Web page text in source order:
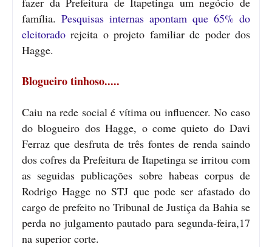
família. Pesquisas internas apontam que 65% do
eleitorado rejeita o projeto familiar de poder dos
Hagge.
Blogueiro tinhoso.....
Caiu na rede social é vítima ou influencer. No caso
do blogueiro dos Hagge, o come quieto do Davi
Ferraz que desfruta de três fontes de renda saindo
dos cofres da Prefeitura de Itapetinga se irritou com
as seguidas publicações sobre habeas corpus de
Rodrigo Hagge no STJ que pode ser afastado do
cargo de prefeito no Tribunal de Justiça da Bahia se
perda no julgamento pautado para segunda-feira,17
na superior corte.